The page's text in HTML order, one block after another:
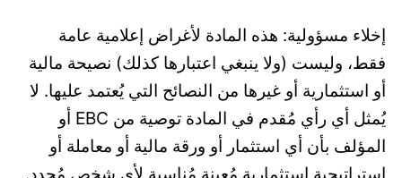
إخلاء مسؤولية: هذه المادة لأغراض إعلامية عامة
فقط، وليست (ولا ينبغي اعتبارها كذلك) نصيحة مالية
أو استثمارية أو غيرها من النصائح التي يُعتمد عليها. لا
يُمثل أي رأي مُقدم في المادة توصية من EBC أو
المؤلف بأن أي استثمار أو ورقة مالية أو معاملة أو
استراتيجية استثمارية مُعينة مُناسبة لأي شخص مُحدد.